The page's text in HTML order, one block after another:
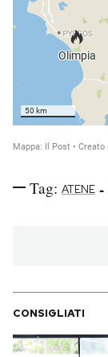
Tag: ATENE -
CONSIGLIATI